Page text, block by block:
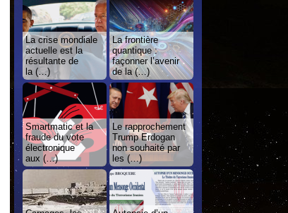
La crise mondiale
actuelle est la
résultante de
la (…)
La frontière
quantique :
façonner l’avenir
de la (…)
Smartmatic et la
fraude du vote
électronique
aux (…)
Le rapprochement
Trump Erdogan
non souhaité par
les (…)